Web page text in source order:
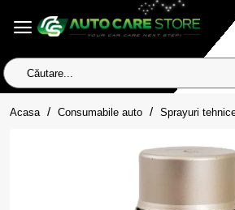
Căutare...
Acasa homeConsumabile auto Sprayuri